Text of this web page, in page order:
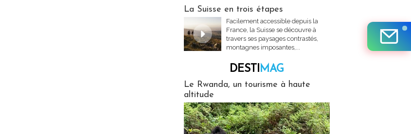
La Suisse en trois étapes
Facilement accessible depuis la
France, la Suisse se découvre à
travers ses paysages contrastés,
montagnes imposantes,...
DESTIMAG
Le Rwanda, un tourisme à haute
altitude